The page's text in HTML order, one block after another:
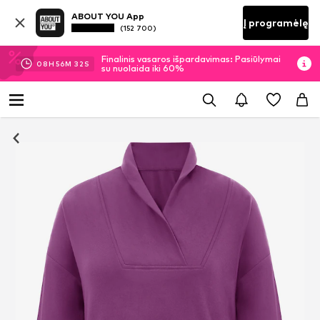
ABOUT YOU App
(152 700) Į programėlę
08H 56M 31 S
Finalinis vasaros išpardavimas: Pasiūlymai
su nuolaida iki 60%